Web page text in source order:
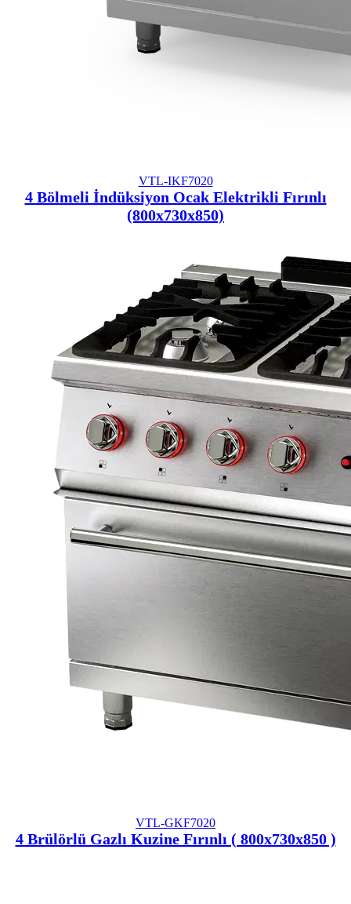
VTL-IKF7020
4 Bölmeli İndüksiyon Ocak Elektrikli Fırınlı
(800x730x850)
VTL-GKF7020
4 Brülörlü Gazlı Kuzine Fırınlı ( 800x730x850 )